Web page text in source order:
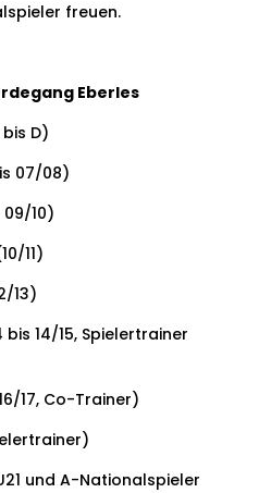
freuen.
Eberles
D)
07/08)
10)
11)
13)
bis 14/15, Spielertrainer
17, Co-Trainer)
und A-Nationalspieler